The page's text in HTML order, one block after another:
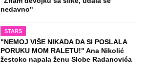
nedavno"
STARS
"NEMOJ VIŠE NIKADA DA SI POSLALA
PORUKU MOM RALETU!" Ana Nikolić
žestoko napala ženu Slobe Radanovića